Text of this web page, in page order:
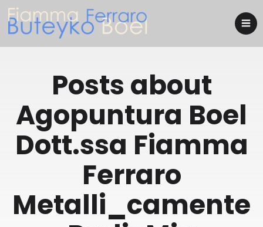
Posts about
Agopuntura Boel
Dott.ssa Fiamma
Ferraro
Metalli_camente